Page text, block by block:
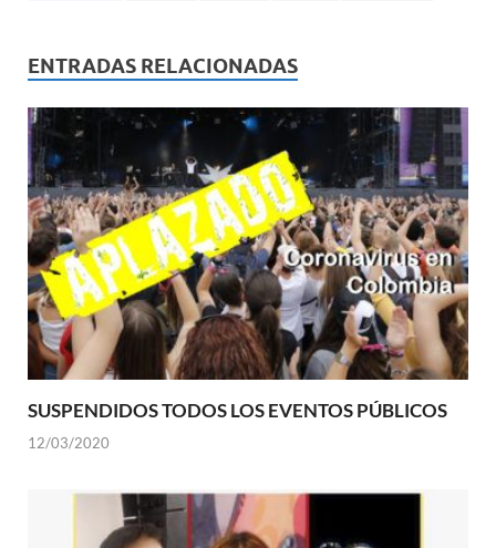
ENTRADAS RELACIONADAS
SUSPENDIDOS TODOS LOS EVENTOS PÚBLICOS
12/03/2020